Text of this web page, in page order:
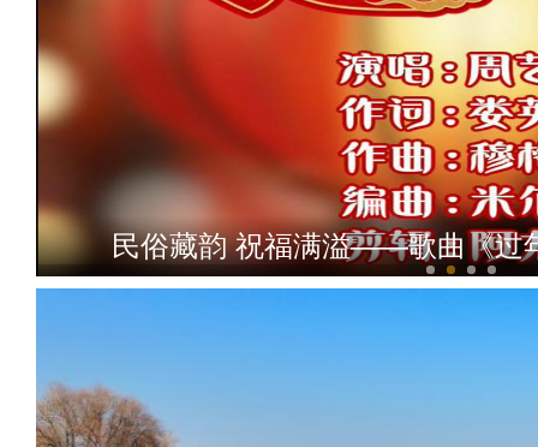
民俗藏韵 祝福满溢——歌曲《过